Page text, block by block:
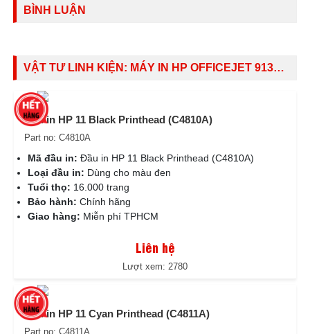
BÌNH LUẬN
VẬT TƯ LINH KIỆN: MÁY IN HP OFFICEJET 9130 ALL IN ONE PRINTER (C8144A)
Đầu in HP 11 Black Printhead (C4810A)
Part no: C4810A
Mã đầu in: Đầu in HP 11 Black Printhead (C4810A)
Loại đầu in: Dùng cho màu đen
Tuổi thọ: 16.000 trang
Bảo hành: Chính hãng
Giao hàng: Miễn phí TPHCM
Liên hệ
Lượt xem: 2780
Đầu in HP 11 Cyan Printhead (C4811A)
Part no: C4811A